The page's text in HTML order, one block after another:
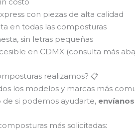
con piezas de alta calidad
en todas las composturas
sin letras pequeñas
en CDMX (consulta más
realizamos? 📋
los modelos y marcas más
de si podemos ayudarte,
más solicitadas: